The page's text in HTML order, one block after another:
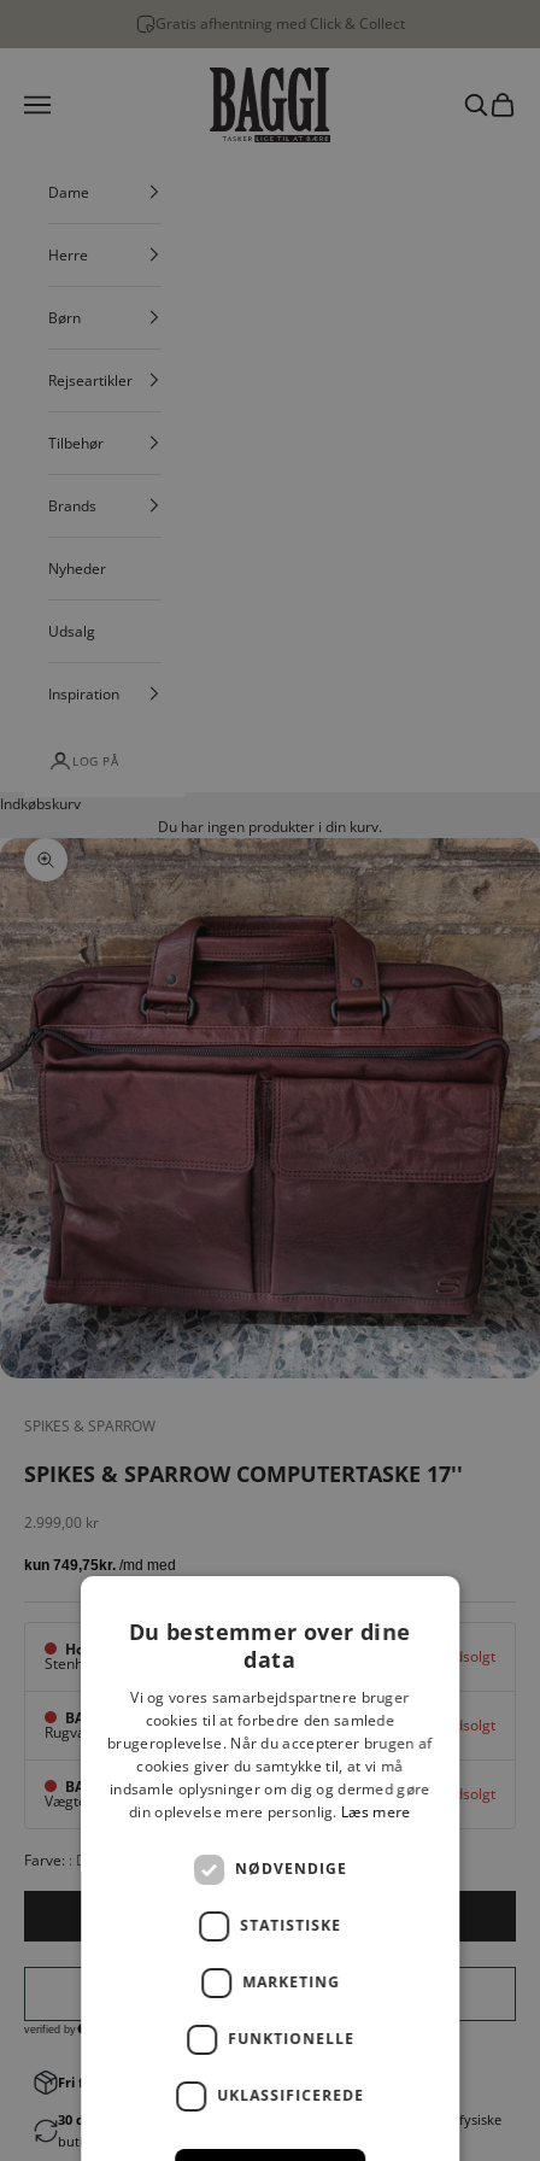
Gratis afhentning med Click & Collect
BAGGI
Menu
Søg
Dame
Herre
Børn
Rejseartikler
Tilbehør
Brands
Nyheder
Udsalg
Inspiration
LOG PÅ
Indkøbskurv
Du har ingen produkter i din kurv.
Zoom
SPIKES & SPARROW
SPIKES & SPARROW COMPUTERTASKE 17''
Salgspris
2.999,00 kr
Hovedlager
Stenhuggervej 10, Udsolgt
BAGGI Tarup Center
Rugvang 36, Odense NV Udsolgt
BAGGI Nyborg
Vægtergade 1, Nyborg Udsolgt
Farve: DARK BROWN
Udsolgt
Fri fragt v. køb over 499,00 kr.
30 dages fortrydelsesret
│Byt eller returner gratis i en af vores fysiske
butikker
Du bestemmer over dine
data
Vi og vores samarbejdspartnere bruger
cookies til at forbedre den samlede
brugeroplevelse. Når du accepterer brugen af
cookies giver du samtykke til, at vi må
indsamle oplysninger om dig og dermed gøre
din oplevelse mere personlig. Læs mere
NØDVENDIGE
STATISTISKE
MARKETING
FUNKTIONELLE
UKLASSIFICEREDE